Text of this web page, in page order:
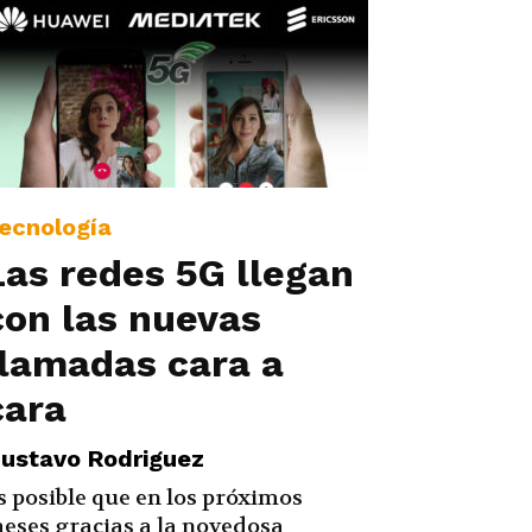
redes 5G llegan
las nuevas
cara a
Rodriguez
posible que en los próximos